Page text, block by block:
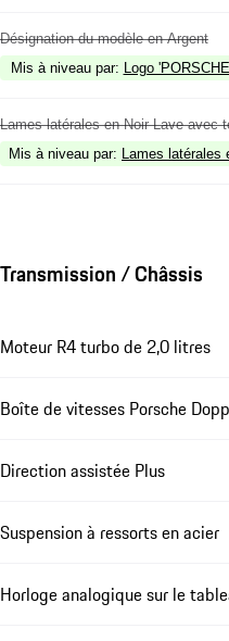
Désignation du modèle en Argent
Mis à niveau par: Logo
Lames latérales en Noir Lave avec
Mis à niveau par: Lames
Transmission / Châssis
Moteur R4 turbo de 2,0 litres
Boîte de vitesses Porsche
Direction assistée Plus
Suspension à ressorts en acier
Horloge analogique sur le